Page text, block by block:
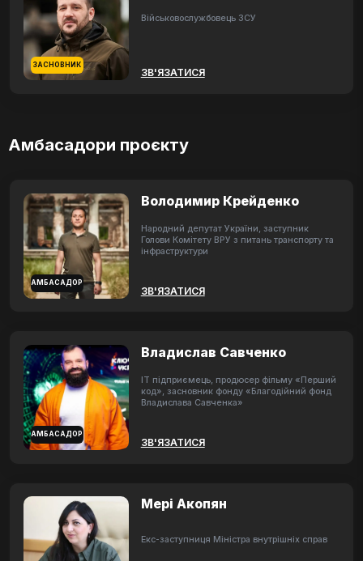
ЗАСНОВНИК
Військовослужбовець ЗСУ
ЗВ'ЯЗАТИСЯ
Амбасадори проєкту
АМБАСАДОР
Володимир Крейденко
Народний депутат України, заступник
Голови Комітету ВРУ з питань транспорту та
інфраструктури
ЗВ'ЯЗАТИСЯ
АМБАСАДОР
Владислав Савченко
ІТ підприємець, продюсер фільму «Перший
код», засновник фонду «Благодійний фонд
Владислава Савченка»
ЗВ'ЯЗАТИСЯ
Мері Акопян
Екс-заступниця Міністра внутрішніх справ